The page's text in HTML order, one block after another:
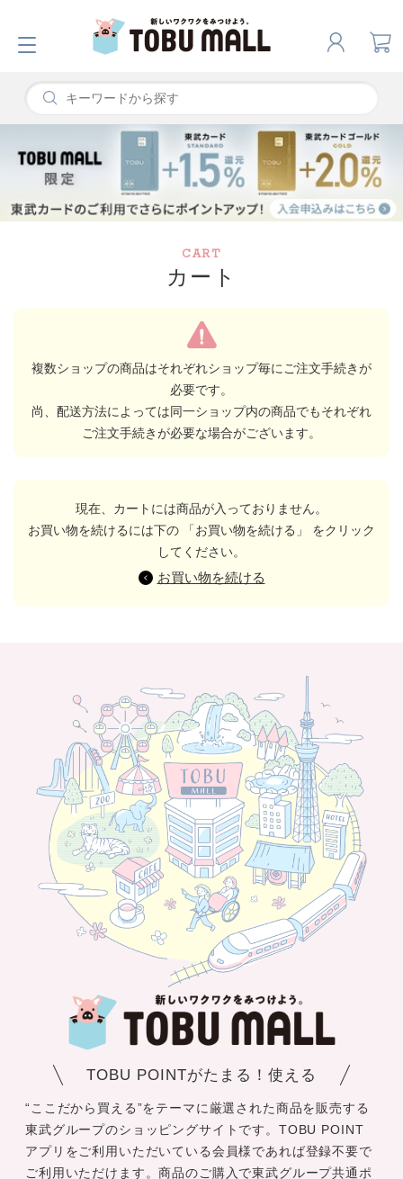
CART
カート
複数ショップの商品はそれぞれショップ毎にご注文手続きが
必要です。
尚、配送方法によっては同一ショップ内の商品でもそれぞれ
ご注文手続きが必要な場合がございます。
現在、カートには商品が入っておりません。
お買い物を続けるには下の 「お買い物を続ける」 をクリック
してください。
お買い物を続ける
TOBU POINTがたまる！使える
“ここだから買える”をテーマに厳選された商品を販売する
東武グループのショッピングサイトです。TOBU POINT
アプリをご利用いただいている会員様であれば登録不要で
ご利用いただけます。商品のご購入で東武グループ共通ポ